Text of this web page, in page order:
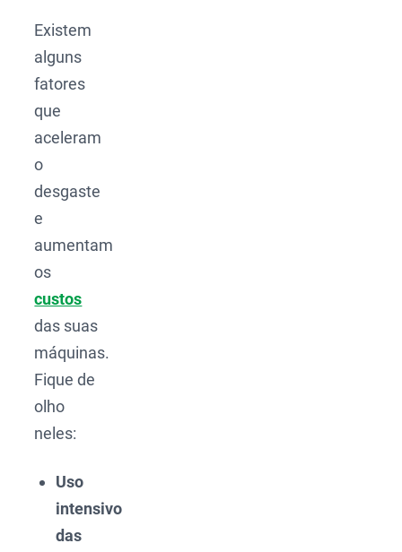
Existem
alguns
fatores
que
aceleram
o
desgaste
e
aumentam
os
custos
das suas
máquinas.
Fique de
olho
neles:
Uso
intensivo
das